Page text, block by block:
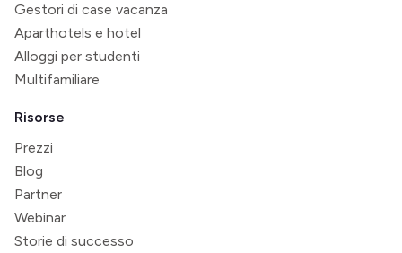
Gestori di case vacanza
Aparthotels e hotel
Alloggi per studenti
Multifamiliare
Risorse
Prezzi
Blog
Partner
Webinar
Storie di successo